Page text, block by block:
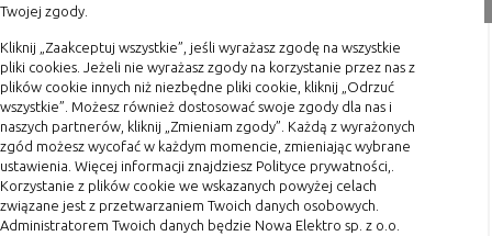
Twojej zgody.
Kliknij „Zaakceptuj wszystkie”, jeśli wyrażasz zgodę na wszystkie
pliki cookies. Jeżeli nie wyrażasz zgody na korzystanie przez nas z
plików cookie innych niż niezbędne pliki cookie, kliknij „Odrzuć
wszystkie”. Możesz również dostosować swoje zgody dla nas i
naszych partnerów, kliknij „Zmieniam zgody”. Każdą z wyrażonych
zgód możesz wycofać w każdym momencie, zmieniając wybrane
ustawienia. Więcej informacji znajdziesz Polityce prywatności,.
Korzystanie z plików cookie we wskazanych powyżej celach
związane jest z przetwarzaniem Twoich danych osobowych.
Administratorem Twoich danych będzie Nowa Elektro sp. z o.o.
Terminy realizacji
Koszty przesyłki
Dostawa
Reklamacje
Zwrot towaru
Kontakt